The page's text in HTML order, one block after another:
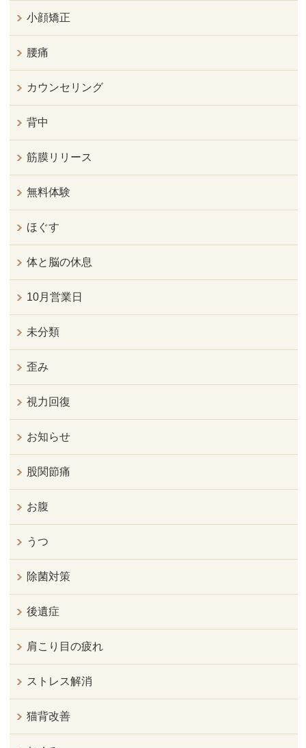
小顔矯正
腰痛
カウンセリング
背中
筋膜リリース
無料体験
ほぐす
体と脳の休息
10月営業日
未分類
歪み
視力回復
お知らせ
股関節痛
お腹
うつ
除菌対策
後遺症
肩こり目の疲れ
ストレス解消
猫背改善